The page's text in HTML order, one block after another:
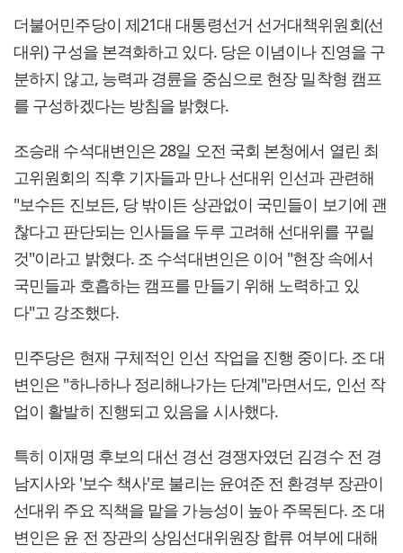
더불어민주당이 제21대 대통령선거 선거대책위원회(선
대위) 구성을 본격화하고 있다. 당은 이념이나 진영을 구
분하지 않고, 능력과 경륜을 중심으로 현장 밀착형 캠프
를 구성하겠다는 방침을 밝혔다.
조승래 수석대변인은 28일 오전 국회 본청에서 열린 최
고위원회의 직후 기자들과 만나 선대위 인선과 관련해
"보수든 진보든, 당 밖이든 상관없이 국민들이 보기에 괜
찮다고 판단되는 인사들을 두루 고려해 선대위를 꾸릴
것"이라고 밝혔다. 조 수석대변인은 이어 "현장 속에서
국민들과 호흡하는 캠프를 만들기 위해 노력하고 있
다"고 강조했다.
민주당은 현재 구체적인 인선 작업을 진행 중이다. 조 대
변인은 "하나하나 정리해나가는 단계"라면서도, 인선 작
업이 활발히 진행되고 있음을 시사했다.
특히 이재명 후보의 대선 경선 경쟁자였던 김경수 전 경
남지사와 '보수 책사'로 불리는 윤여준 전 환경부 장관이
선대위 주요 직책을 맡을 가능성이 높아 주목된다. 조 대
변인은 윤 전 장관의 상임선대위원장 합류 여부에 대해